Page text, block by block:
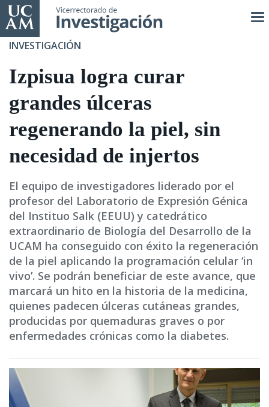
Pasar
al
contenido
INVESTIGACIÓN
Izpisua logra curar
grandes úlceras
regenerando la piel, sin
necesidad de injertos
El equipo de investigadores liderado por el
profesor del Laboratorio de Expresión Génica
del Instituo Salk (EEUU) y catedrático
extraordinario de Biología del Desarrollo de la
UCAM ha conseguido con éxito la regeneración
de la piel aplicando la programación celular ‘in
vivo’. Se podrán beneficiar de este avance, que
marcará un hito en la historia de la medicina,
quienes padecen úlceras cutáneas grandes,
producidas por quemaduras graves o por
enfermedades crónicas como la diabetes.